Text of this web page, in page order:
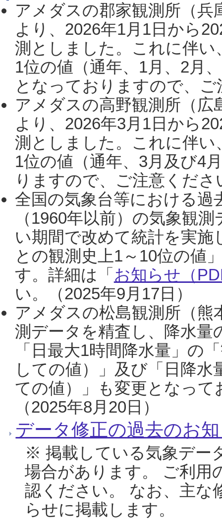
アメダスの郡家観測所（
より、2026年1月1日から
測としました。これに伴い
1位の値（通年、1月、2月
となっておりますので、
アメダスの高野観測所（
より、2026年3月1日から
測としました。これに伴い
1位の値（通年、3月及び4
りますので、ご注意くだ
全国の気象台等における過
（1960年以前）の気象観
い期間で改めて統計を実
との観測史上1～10位の値
す。詳細は「 お知らせ（
い。（2025年9月17日）
アメダスの松島観測所（熊
測データを精査し、降水
「日最大1時間降水量」の
しての値）」及び「日降
ての値）」も変更となっ
（2025年8月20日）
データ修正の過去のお
※ 掲載している気象デー
場合があります。 ご利用
認ください。 なお、主な
らせに掲載します。